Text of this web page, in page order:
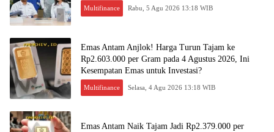
Multifinance Rabu, 5 Agu 2026 13:18 WIB
Emas Antam Anjlok! Harga Turun Tajam ke
Rp2.603.000 per Gram pada 4 Agustus 2026, Ini
Kesempatan Emas untuk Investasi?
Multifinance Selasa, 4 Agu 2026 13:18 WIB
Emas Antam Naik Tajam Jadi Rp2.379.000 per